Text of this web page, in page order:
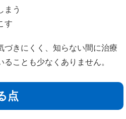
まう
す
づきにくく、知らない間に治療
ことも少なくありません。
点